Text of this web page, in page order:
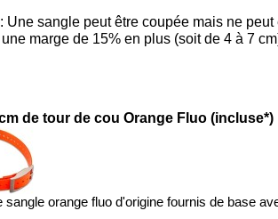
Une sangle peut être coupée mais ne
marge de 15% en plus (soit de 4 à 7
de tour de cou Orange Fluo (incluse*)
sangle orange fluo d'origine fournis de base